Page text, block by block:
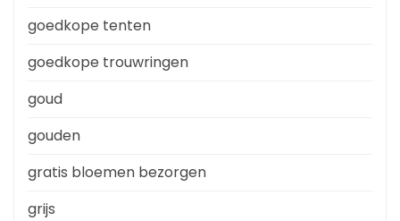
goedkope tenten
goedkope trouwringen
goud
gouden
gratis bloemen bezorgen
grijs